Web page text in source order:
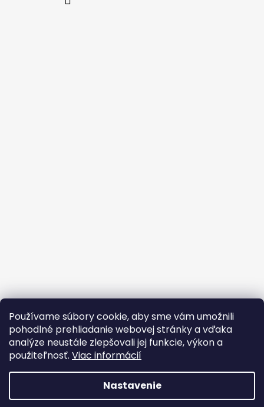
Používame súbory cookie, aby sme vám umožnili
pohodlné prehliadanie webovej stránky a vďaka
analýze neustále zlepšovali jej funkcie, výkon a
použiteľnosť. Viac informácií
Nastavenie